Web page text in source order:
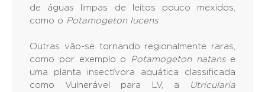
de águas limpas de leitos pouco mexidos,
como o Potamogeton lucens.
Outras vão-se tornando regionalmente raras,
como por exemplo o
Potamogeton natanse
uma planta insectívora aquática classificada
como Vulnerável para LV, a
Utricularia